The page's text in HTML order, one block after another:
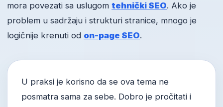
mora povezati sa uslugom tehnički SEO. Ako je
problem u sadržaju i strukturi stranice, mnogo je
logičnije krenuti od on-page SEO.
U praksi je korisno da se ova tema ne
posmatra sama za sebe. Dobro je pročitati i